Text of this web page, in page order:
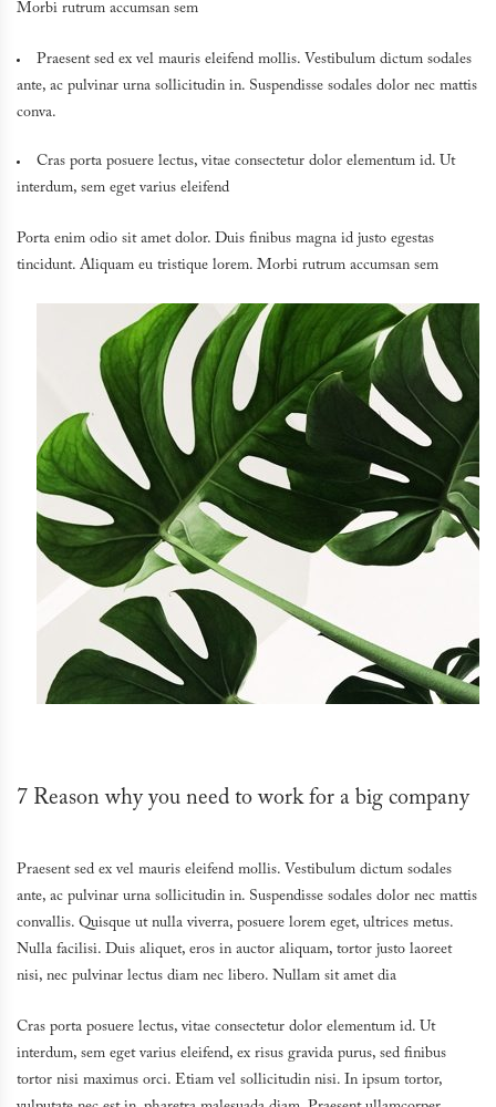
Morbi rutrum accumsan sem
Praesent sed ex vel mauris eleifend mollis. Vestibulum dictum sodales
ante, ac pulvinar urna sollicitudin in. Suspendisse sodales dolor nec mattis
conva.
Cras porta posuere lectus, vitae consectetur dolor elementum id. Ut
interdum, sem eget varius eleifend
Porta enim odio sit amet dolor. Duis finibus magna id justo egestas
tincidunt. Aliquam eu tristique lorem. Morbi rutrum accumsan sem
7 Reason why you need to work for a big company
Praesent sed ex vel mauris eleifend mollis. Vestibulum dictum sodales
ante, ac pulvinar urna sollicitudin in. Suspendisse sodales dolor nec mattis
convallis. Quisque ut nulla viverra, posuere lorem eget, ultrices metus.
Nulla facilisi. Duis aliquet, eros in auctor aliquam, tortor justo laoreet
nisi, nec pulvinar lectus diam nec libero. Nullam sit amet dia
Cras porta posuere lectus, vitae consectetur dolor elementum id. Ut
interdum, sem eget varius eleifend, ex risus gravida purus, sed finibus
tortor nisi maximus orci. Etiam vel sollicitudin nisi. In ipsum tortor,